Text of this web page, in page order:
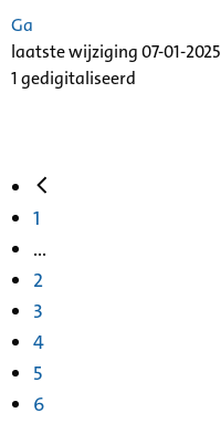
Ga
laatste wijziging 07-01-2025
1 gedigitaliseerd
1
...
2
3
4
5
6